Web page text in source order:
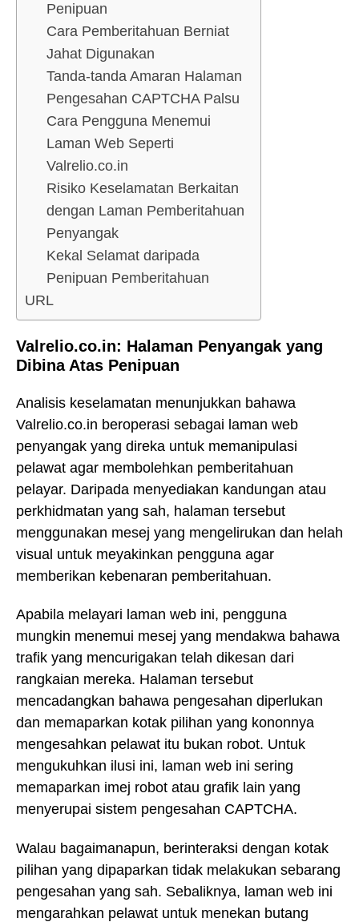
Penipuan
Cara Pemberitahuan Berniat
Jahat Digunakan
Tanda-tanda Amaran Halaman
Pengesahan CAPTCHA Palsu
Cara Pengguna Menemui
Laman Web Seperti
Valrelio.co.in
Risiko Keselamatan Berkaitan
dengan Laman Pemberitahuan
Penyangak
Kekal Selamat daripada
Penipuan Pemberitahuan
URL
Valrelio.co.in: Halaman Penyangak yang
Dibina Atas Penipuan
Analisis keselamatan menunjukkan bahawa
Valrelio.co.in beroperasi sebagai laman web
penyangak yang direka untuk memanipulasi
pelawat agar membolehkan pemberitahuan
pelayar. Daripada menyediakan kandungan atau
perkhidmatan yang sah, halaman tersebut
menggunakan mesej yang mengelirukan dan helah
visual untuk meyakinkan pengguna agar
memberikan kebenaran pemberitahuan.
Apabila melayari laman web ini, pengguna
mungkin menemui mesej yang mendakwa bahawa
trafik yang mencurigakan telah dikesan dari
rangkaian mereka. Halaman tersebut
mencadangkan bahawa pengesahan diperlukan
dan memaparkan kotak pilihan yang kononnya
mengesahkan pelawat itu bukan robot. Untuk
mengukuhkan ilusi ini, laman web ini sering
memaparkan imej robot atau grafik lain yang
menyerupai sistem pengesahan CAPTCHA.
Walau bagaimanapun, berinteraksi dengan kotak
pilihan yang dipaparkan tidak melakukan sebarang
pengesahan yang sah. Sebaliknya, laman web ini
mengarahkan pelawat untuk menekan butang